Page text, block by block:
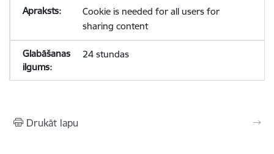
Cookie is needed for all users for
sharing content
24 stundas
Drukāt lapu